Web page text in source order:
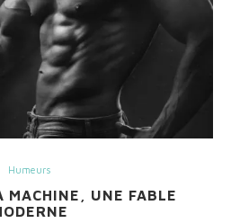
Humeurs
MACHINE, UNE FABLE